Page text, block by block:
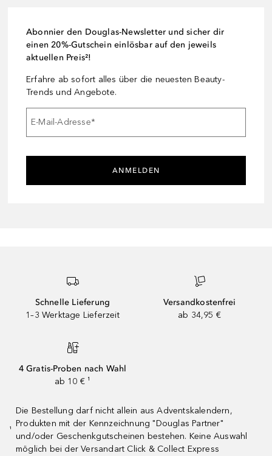
Abonnier den Douglas-Newsletter und sicher dir
einen 20%-Gutschein einlösbar auf den jeweils
aktuellen Preis²!
Erfahre ab sofort alles über die neuesten Beauty-
Trends und Angebote.
E-Mail-Adresse*
ANMELDEN
Schnelle Lieferung
1–3 Werktage Lieferzeit
Versandkostenfrei
ab 34,95 €
4 Gratis-Proben nach Wahl
ab 10 € ¹
¹
Die Bestellung darf nicht allein aus Adventskalendern,
Produkten mit der Kennzeichnung "Douglas Partner"
und/oder Geschenkgutscheinen bestehen. Keine Auswahl
möglich bei der Versandart Click & Collect Express